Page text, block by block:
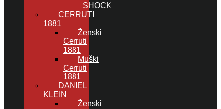
SHOCK
CERRUTI
1881
Ženski
Cerruti
1881
Muški
Cerruti
1881
DANIEL
KLEIN
Ženski